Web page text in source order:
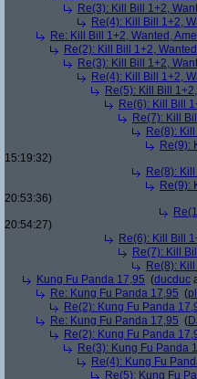
Re(3): Kill Bill 1+2,
Re(4): Kill Bill 1+2,
Re: Kill Bill 1+2, Wanted,
Re(2): Kill Bill 1+2,
Re(3): Kill Bill 1+2,
Re(4): Kill Bill 1+2,
Re(5): Kill Bill
Re(6): Kill Bill
Re(7): Kill
Re(8):
Re(9):
15:19:32)
Re(8):
Re(9):
20:53:36)
20:54:27)
Re(6): Kill Bill
Re(7): Kill
Re(8):
Kung Fu Panda 17,95 (ducduc
Re: Kung Fu Panda 17,95 (
Re(2): Kung Fu Panda
Re: Kung Fu Panda 17,95 (
Re(2): Kung Fu Panda
Re(3): Kung Fu Panda
Re(4): Kung Fu
Re(5): Kung Fu